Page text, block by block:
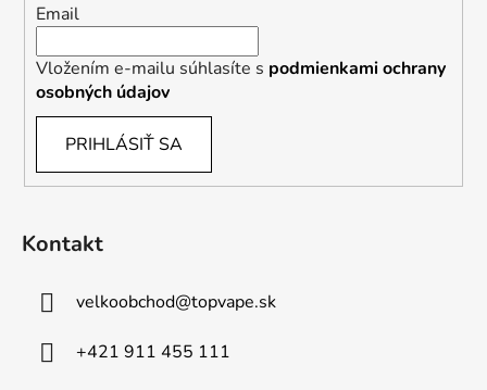
Email
Vložením e-mailu súhlasíte s podmienkami ochrany
osobných údajov
PRIHLÁSIŤ SA
Kontakt
velkoobchod@topvape.sk
+421 911 455 111